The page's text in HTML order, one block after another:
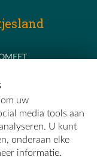
uw
media tools aan
U kunt
onderaan elke
informatie.